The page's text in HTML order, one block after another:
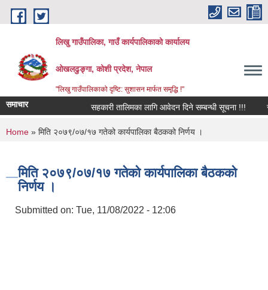
Skip to main content
लिखु गाउँपालिका, गाउँ कार्यपालिकाको कार्यालय
ओखलढुङ्गा, कोशी प्रदेश, नेपाल
"लिखु गाउँपालिकाको दृष्टि: सुशासन मार्फत समृद्धि !"
समाचार सहकारी तालिमका लागि आवेदन दिने सम्बन्धी सूचना !!!
You are here
Home » मिति २०७९/०७/१७ गतेको कार्यपालिका बैठकको निर्णय ।
मिति २०७९/०७/१७ गतेको कार्यपालिका बैठकको
निर्णय ।
Submitted on: Tue, 11/08/2022 - 12:06